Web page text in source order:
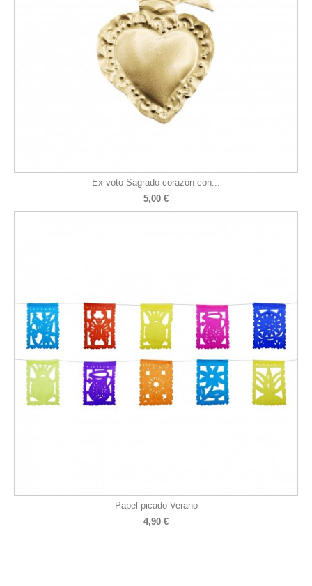
Ex voto Sagrado corazón con...
5,00 €
Papel picado Verano
4,90 €